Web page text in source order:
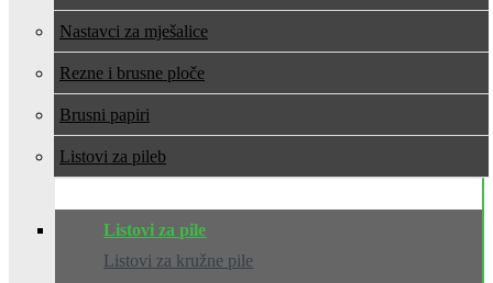
Nastavci za mješalice
Rezne i brusne ploče
Brusni papiri
Listovi za pile
Listovi za pile
Listovi za kružne pile